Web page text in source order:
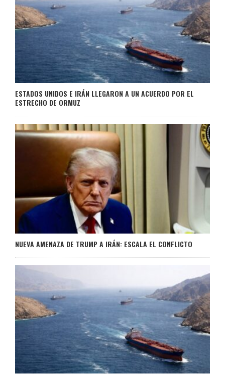
ESTADOS UNIDOS E IRÁN LLEGARON A UN ACUERDO POR EL
ESTRECHO DE ORMUZ
NUEVA AMENAZA DE TRUMP A IRÁN: ESCALA EL CONFLICTO